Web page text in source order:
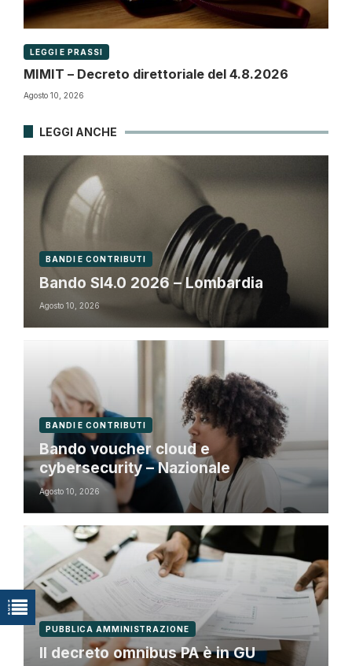
LEGGI E PRASSI
MIMIT – Decreto direttoriale del 4.8.2026
Agosto 10, 2026
LEGGI ANCHE
BANDI E CONTRIBUTI
Bando SI4.0 2026 – Lombardia
Agosto 10, 2026
BANDI E CONTRIBUTI
Bando voucher cloud e
cybersecurity – Nazionale
Agosto 10, 2026
PUBBLICA AMMINISTRAZIONE
Il decreto omnibus PA è in GU